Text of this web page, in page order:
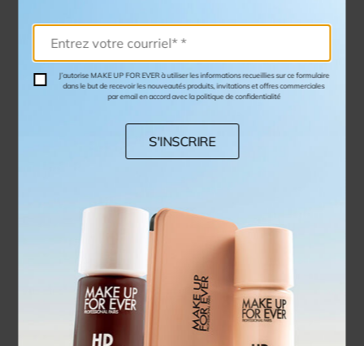
J’autorise MAKE UP FOR EVER à utiliser les informations recueillies sur ce formulaire
dans le but de recevoir les nouveautés produits, invitations et offres commerciales
par email en accord avec la politique de confidentialité
S'INSCRIRE
Trousse Pinceaux & Accessoires